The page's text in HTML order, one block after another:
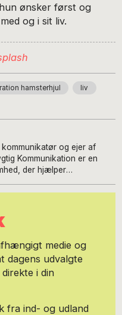
ønsker først og
og i sit liv.
hamsterhjul liv
og ejer af
der hjælper
bæredygtig fremtid.
som bl.a.
Makers,
i verden', Tænketanken
mm.
medie og
dagens udvalgte
i din
fra ind- og udland